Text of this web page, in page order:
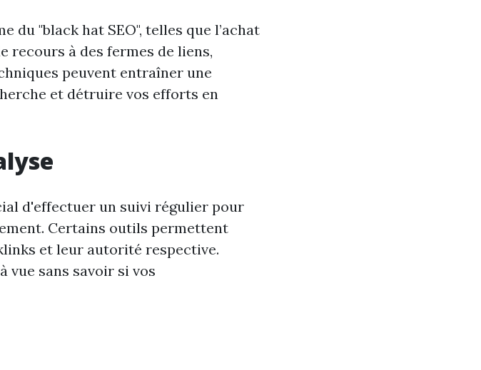
du "black hat SEO", telles que l’achat
recours à des fermes de liens,
peuvent entraîner une
et détruire vos efforts en
d'effectuer un suivi régulier pour
Certains outils permettent
et leur autorité respective.
vue sans savoir si vos